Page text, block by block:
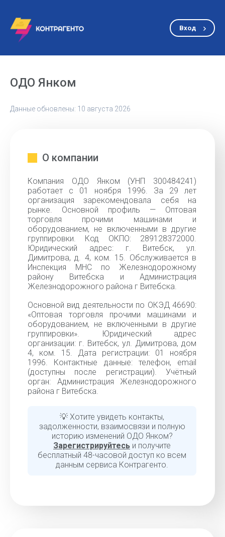
Вход
ОДО Янком
Данные обновлены: 10 августа 2026
О компании
Компания ОДО Янком (УНП 300484241)
работает с 01 ноября 1996. За 29 лет
организация зарекомендовала себя на
рынке. Основной профиль — Оптовая
торговля прочими машинами и
оборудованием, не включенными в другие
группировки. Код ОКПО: 289128372000.
Юридический адрес: г. Витебск, ул.
Димитрова, д. 4, ком. 15. Обслуживается в
Инспекция МНС по Железнодорожному
району Витебска и Администрация
Железнодорожного района г Витебска.
Основной вид деятельности по ОКЭД 46690:
«Оптовая торговля прочими машинами и
оборудованием, не включенными в другие
группировки». Юридический адрес
организации: г. Витебск, ул. Димитрова, дом
4, ком. 15. Дата регистрации: 01 ноября
1996. Контактные данные: телефон, email
(доступны после регистрации). Учётный
орган: Администрация Железнодорожного
района г Витебска.
💡 Хотите увидеть контакты,
задолженности, взаимосвязи и полную
историю изменений ОДО Янком?
Зарегистрируйтесь и получите
бесплатный 48-часовой доступ ко всем
данным сервиса Контрагенто.